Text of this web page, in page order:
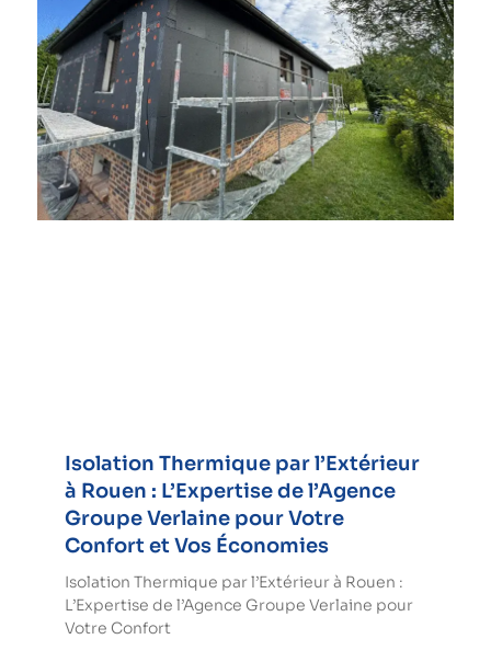
Isolation Thermique par l’Extérieur
à Rouen : L’Expertise de l’Agence
Groupe Verlaine pour Votre
Confort et Vos Économies
Isolation Thermique par l’Extérieur à Rouen :
L’Expertise de l’Agence Groupe Verlaine pour
Votre Confort